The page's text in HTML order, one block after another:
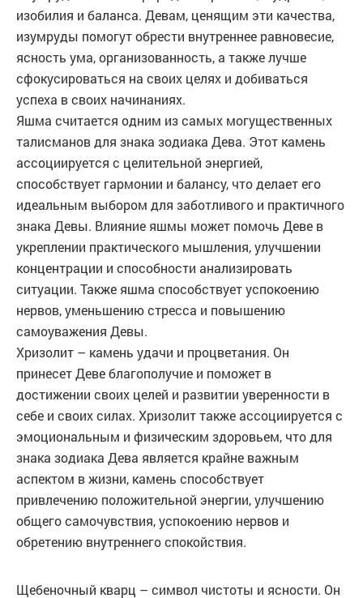
изобилия и баланса. Девам, ценящим эти качества,
изумруды помогут обрести внутреннее равновесие,
ясность ума, организованность, а также лучше
сфокусироваться на своих целях и добиваться
успеха в своих начинаниях.
Яшма считается одним из самых могущественных
талисманов для знака зодиака Дева. Этот камень
ассоциируется с целительной энергией,
способствует гармонии и балансу, что делает его
идеальным выбором для заботливого и практичного
знака Девы. Влияние яшмы может помочь Деве в
укреплении практического мышления, улучшении
концентрации и способности анализировать
ситуации. Также яшма способствует успокоению
нервов, уменьшению стресса и повышению
самоуважения Девы.
Хризолит – камень удачи и процветания. Он
принесет Деве благополучие и поможет в
достижении своих целей и развитии уверенности в
себе и своих силах. Хризолит также ассоциируется с
эмоциональным и физическим здоровьем, что для
знака зодиака Дева является крайне важным
аспектом в жизни, камень способствует
привлечению положительной энергии, улучшению
общего самочувствия, успокоению нервов и
обретению внутреннего спокойствия.
Щебеночный кварц – символ чистоты и ясности. Он